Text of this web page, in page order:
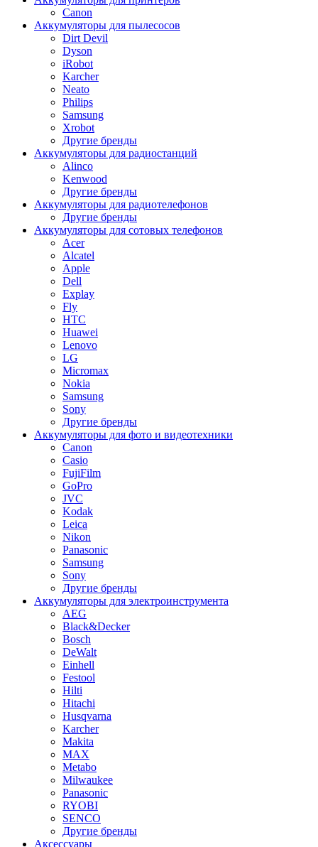
Canon
Аккумуляторы для пылесосов
Dirt Devil
Dyson
iRobot
Karcher
Neato
Philips
Samsung
Xrobot
Другие бренды
Аккумуляторы для радиостанций
Alinco
Kenwood
Другие бренды
Аккумуляторы для радиотелефонов
Другие бренды
Аккумуляторы для сотовых телефонов
Acer
Alcatel
Apple
Dell
Explay
Fly
HTC
Huawei
Lenovo
LG
Micromax
Nokia
Samsung
Sony
Другие бренды
Аккумуляторы для фото и видеотехники
Canon
Casio
FujiFilm
GoPro
JVC
Kodak
Leica
Nikon
Panasonic
Samsung
Sony
Другие бренды
Аккумуляторы для электроинструмента
AEG
Black&Decker
Bosch
DeWalt
Einhell
Festool
Hilti
Hitachi
Husqvarna
Karcher
Makita
MAX
Metabo
Milwaukee
Panasonic
RYOBI
SENCO
Другие бренды
Аксессуары